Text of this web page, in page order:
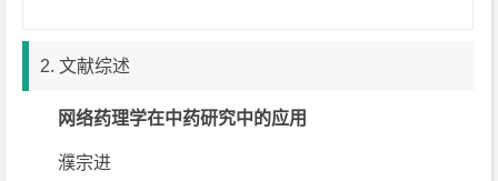
2. 文献综述
网络药理学在中药研究中的应用
濮宗进